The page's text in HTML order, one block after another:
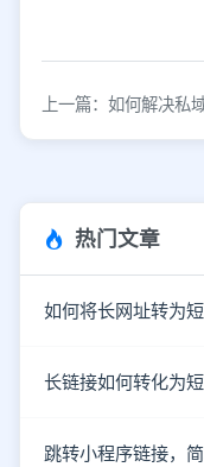
热门文章
如何将长网址转为
长链接如何转化为
跳转小程序链接，